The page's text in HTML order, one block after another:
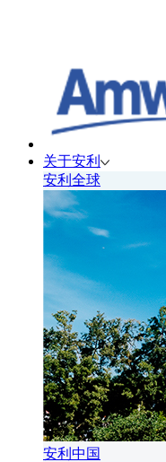
关于安利
安利全球
安利中国